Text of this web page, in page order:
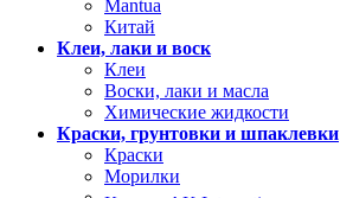
Mantua
Китай
Клеи, лаки и воск
Клеи
Воски, лаки и масла
Химические жидкости
Краски, грунтовки и шпаклевки
Краски
Морилки